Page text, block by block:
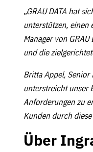
„GRAU DATA hat
unterstützen, einen
Manager von
und die
Britta Appel, Senior
unterstreicht unser
Anforderungen zu
Kunden durch
Über